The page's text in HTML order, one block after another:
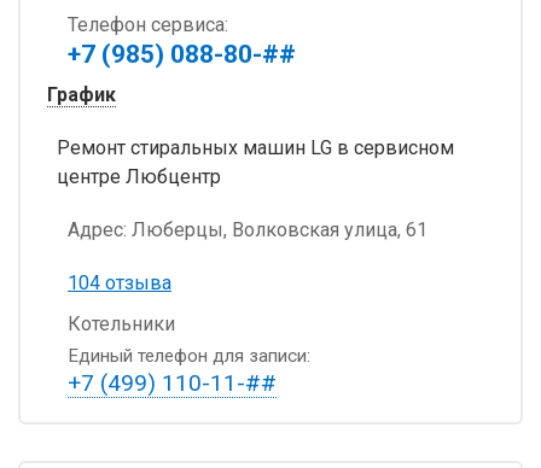
Телефон сервиса:
+7 (985) 088-80-##
График
Ремонт стиральных машин LG в сервисном
центре Любцентр
Адрес: Люберцы, Волковская улица, 61
104 отзыва
Котельники
Единый телефон для записи:
+7 (499) 110-11-##